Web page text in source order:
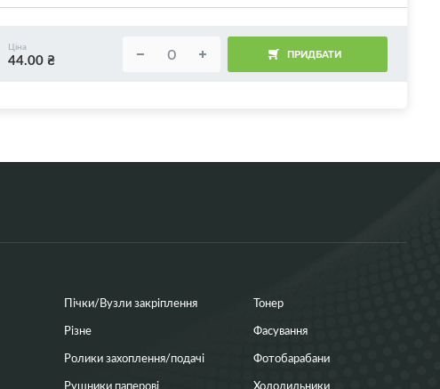
Ціна
44.00 ₴ ПРИДБАТИ
Пічки/Вузли закріплення
Різне
Ролики захоплення/подачі
Рушники паперові
Тонер
Фасування
Фотобарабани
Холодильники